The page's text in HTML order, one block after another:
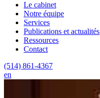
Le cabinet
Notre équipe
Services
Publications et actualités
Ressources
Contact
(514) 861-4367
en